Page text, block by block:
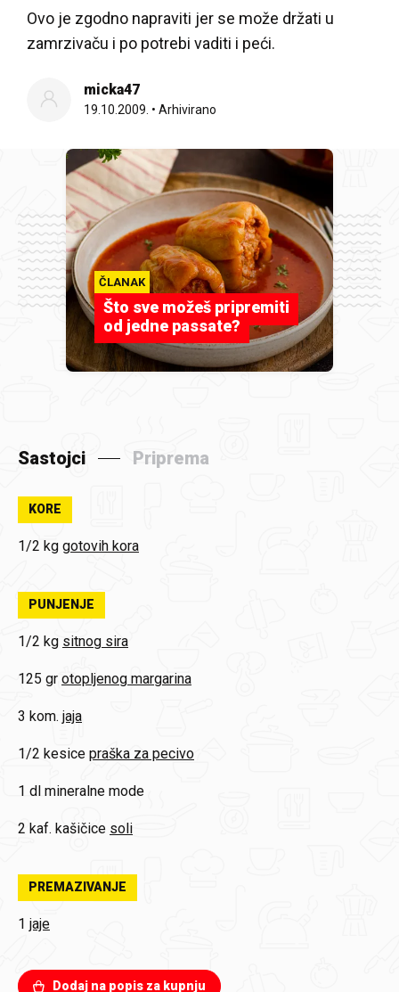
Ovo je zgodno napraviti jer se može držati u
zamrzivaču i po potrebi vaditi i peći.
micka47
19.10.2009. • Arhivirano
ČLANAK
Što sve možeš pripremiti
od jedne passate?
Sastojci Priprema
KORE
1/2 kg gotovih kora
PUNJENJE
1/2 kg sitnog sira
125 gr otopljenog margarina
3 kom. jaja
1/2 kesice praška za pecivo
1 dl mineralne mode
2 kaf. kašičice soli
PREMAZIVANJE
1 jaje
Dodaj na popis za kupnju